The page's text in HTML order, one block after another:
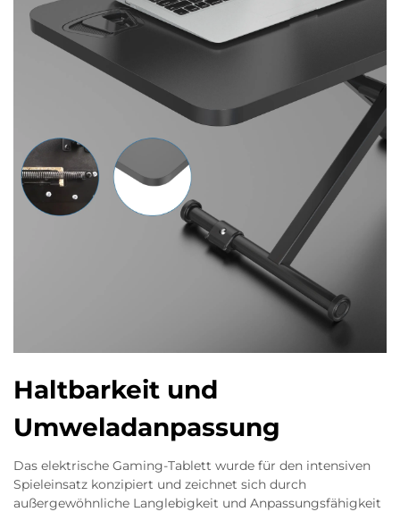
Haltbarkeit und
Umweladanpassung
Das elektrische Gaming-Tablett wurde für den intensiven
Spieleinsatz konzipiert und zeichnet sich durch
außergewöhnliche Langlebigkeit und Anpassungsfähigkeit